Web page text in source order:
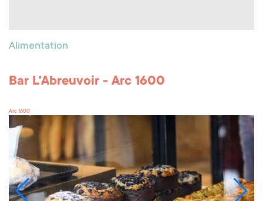
Alimentation
Bar L'Abreuvoir - Arc 1600
Arc 1600